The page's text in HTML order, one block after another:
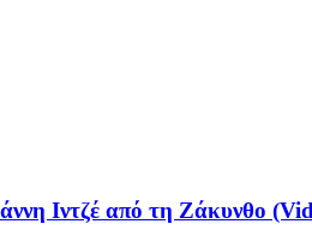
Ιντζέ από τη Ζάκυνθο